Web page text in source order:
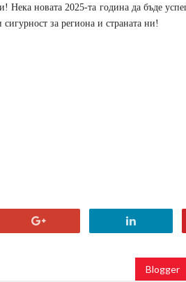
Нека новата 2025-та година да бъде
за региона и страната ни!
Blogger